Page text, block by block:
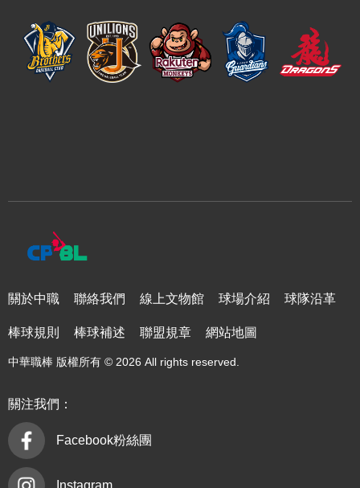
關於中職 聯絡我們 線上文物館 球場介紹 球隊沿革
棒球規則 棒球補述 聯盟規章 網站地圖
中華職棒 版權所有 © 2026 All rights reserved.
關注我們：
Facebook粉絲團
Instagram